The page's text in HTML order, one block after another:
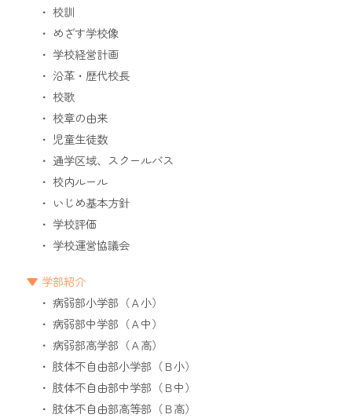
校訓
めざす学校像
学校経営計画
沿革・歴代校長
校歌
校章の由来
児童生徒数
通学区域、スクールバス
校内ルール
いじめ基本方針
学校評価
学校運営協議会
学部紹介
病弱部小学部（Ａ小）
病弱部中学部（Ａ中）
病弱部高学部（Ａ高）
肢体不自由部小学部（Ｂ小）
肢体不自由部中学部（Ｂ中）
肢体不自由部高等部（Ｂ高）